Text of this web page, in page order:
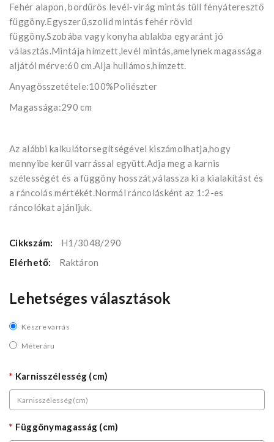
Fehér alapon, bordűrös levél-virág mintás tüll fényáteresztő
függöny.Egyszerű,szolid mintás fehér rövid
függöny.Szobába vagy konyha ablakba egyaránt jó
választás.Mintája hímzett,levél mintás,amelynek magassága
aljától mérve:60 cm.Alja hullámos,hímzett.
Anyagösszetétele:100%Poliészter
Magassága:290 cm
Az alábbi kalkulátorsegítségével kiszámolhatja,hogy
mennyibe kerűl varrással együtt.Adja meg a karnis
szélességét és a függöny hosszát,válassza ki a kialakítást és
a ráncolás mértékét.Normál ráncolásként az 1:2-es
ráncolókat ajánljuk.
Cikkszám:
H1/3048/290
Elérhető:
Raktáron
Lehetséges választások
Készre varrás
Méteráru
Karnisszélesség (cm)
Függönymagasság (cm)